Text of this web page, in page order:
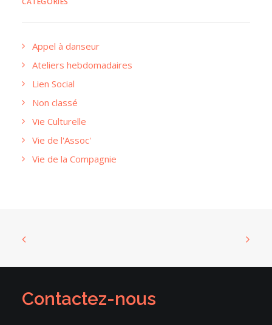
Appel à danseur
Ateliers hebdomadaires
Lien Social
Non classé
Vie Culturelle
Vie de l'Assoc'
Vie de la Compagnie
Contactez-nous